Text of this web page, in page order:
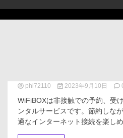
phi72110 2023年9月10日
WiFiBOXは非接触での予約、受
ンタルサービスです。節約しな
適なインターネット接続を楽しめ